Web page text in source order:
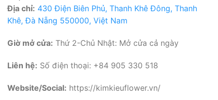
Địa chỉ: 430 Điện Biên Phủ, Thanh Khê Đông, Thanh
Khê, Đà Nẵng 550000, Việt Nam
Giờ mở cửa: Thứ 2-Chủ Nhật: Mở cửa cả ngày
Liên hệ: Số điện thoại: +84 905 330 518
Website/Social: https://kimkieuflower.vn/